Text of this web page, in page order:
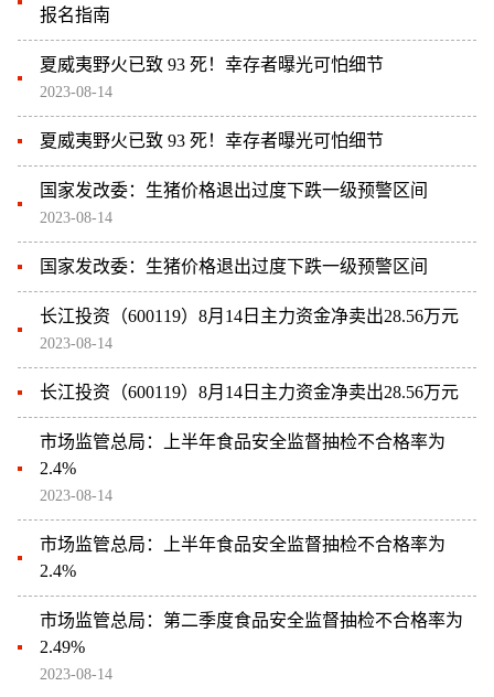
报名指南
夏威夷野火已致 93 死！幸存者曝光可怕细节
2023-08-14
夏威夷野火已致 93 死！幸存者曝光可怕细节
国家发改委：生猪价格退出过度下跌一级预警区间
2023-08-14
国家发改委：生猪价格退出过度下跌一级预警区间
长江投资（600119）8月14日主力资金净卖出28.56万元
2023-08-14
长江投资（600119）8月14日主力资金净卖出28.56万元
市场监管总局：上半年食品安全监督抽检不合格率为
2.4%
2023-08-14
市场监管总局：上半年食品安全监督抽检不合格率为
2.4%
市场监管总局：第二季度食品安全监督抽检不合格率为
2.49%
2023-08-14